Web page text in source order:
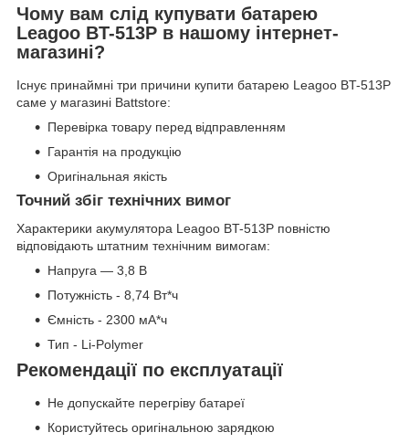
Чому вам слід купувати батарею
Leagoo BT-513P в нашому інтернет-
магазині?
Існує принаймні три причини купити батарею Leagoo BT-513P
саме у магазині Battstore:
Перевірка товару перед відправленням
Гарантія на продукцію
Оригінальная якість
Точний збіг технічних вимог
Характерики акумулятора Leagoo BT-513P повністю
відповідають штатним технічним вимогам:
Напруга — 3,8 В
Потужність - 8,74 Вт*ч
Ємність - 2300 мА*ч
Тип - Li-Polymer
Рекомендації по експлуатації
Не допускайте перегріву батареї
Користуйтесь оригінальною зарядкою